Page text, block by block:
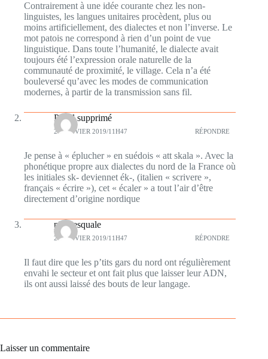
Contrairement à une idée courante chez les non-
linguistes, les langues unitaires procèdent, plus ou
moins artificiellement, des dialectes et non l’inverse. Le
mot patois ne correspond à rien d’un point de vue
linguistique. Dans toute l’humanité, le dialecte avait
toujours été l’expression orale naturelle de la
communauté de proximité, le village. Cela n’a été
bouleversé qu’avec les modes de communication
modernes, à partir de la transmission sans fil.
Profil supprimé
26 JANVIER 2019/11H47 RÉPONDRE
Je pense à « éplucher » en suédois « att skala ». Avec la
phonétique propre aux dialectes du nord de la France où
les initiales sk- deviennet ék-, (italien « scrivere »,
français « écrire »), cet « écaler » a tout l’air d’être
directement d’origine nordique
plumesquale
26 JANVIER 2019/11H47 RÉPONDRE
Il faut dire que les p’tits gars du nord ont régulièrement
envahi le secteur et ont fait plus que laisser leur ADN,
ils ont aussi laissé des bouts de leur langage.
Laisser un commentaire